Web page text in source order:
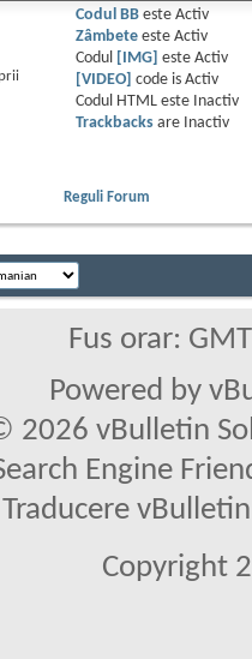
Codul BBeste Activ
Zâmbeteeste Activ
Codul
[IMG] este Activ
[VIDEO]
code is Activ
Codul HTML este
Inactiv
Trackbacksare
Inactiv
Reguli Forum
Fus orar:
Powered by
2026 vBulletin
Engine
Traducere
Copyright